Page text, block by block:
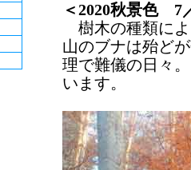
＜2020秋景色 7
樹木の種類によ
山のブナは殆ど
理で難儀の日々
います。